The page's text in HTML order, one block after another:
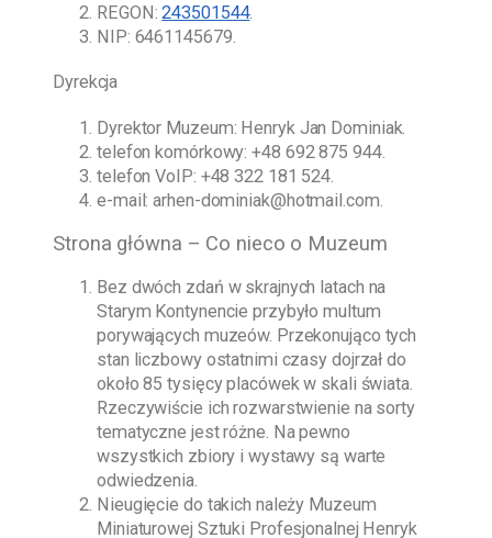
REGON:243501544.
NIP: 6461145679.
Dyrekcja
Dyrektor Muzeum: Henryk Jan Dominiak.
telefon komórkowy:+48 692 875 944.
telefon VoIP: +48 322 181 524.
e-mail:arhen-dominiak@hotmail.com.
Strona główna – Co nieco o Muzeum
Bez dwóch zdań w skrajnych latach na
Starym Kontynencie przybyło multum
porywających muzeów. Przekonująco tych
stan liczbowy ostatnimi czasy dojrzał do
około 85 tysięcy placówek w skali świata.
Rzeczywiście ich rozwarstwienie na sorty
tematyczne jest różne. Na pewno
wszystkich zbiory i wystawy są warte
odwiedzenia.
Nieugięcie do takich należy Muzeum
Miniaturowej Sztuki Profesjonalnej Henryk